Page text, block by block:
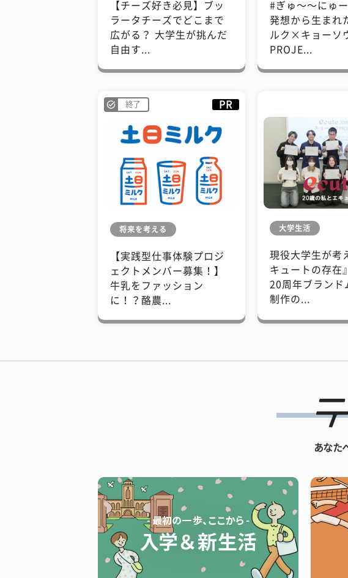
【チーズ好き必見】ブッ
ラータチーズでどこまで
広がる？ 大学生が挑んだ
自由す...
#ぎゅ〜〜にゅ
発想から生ま
ルク×キョーソ
PROJE...
終了 PR
将来を考える
【実践型仕事体験プロジ
ェクトメンバー募集！】
牛乳をファッション
に！？酪農...
大学生活
現役大学生が考
キュートの存在
20周年ブランド
制作の...
あなた